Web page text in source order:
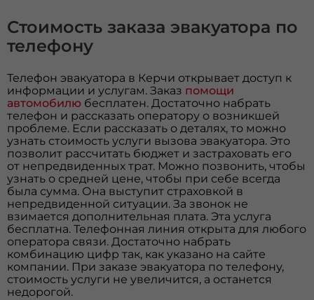
Стоимость заказа эвакуатора по
телефону
Телефон эвакуатора в Керчи открывает доступ к
информации и услугам. Заказ помощи
автомобилю бесплатен. Достаточно набрать
телефон и рассказать оператору о возникшей
проблеме. Если рассказать о деталях, то можно
узнать стоимость услуги вызова эвакуатора. Это
позволит рассчитать бюджет и застраховать его
от непредвиденных трат. Можно позвонить, чтобы
узнать о средней цене, чтобы при себе всегда
была сумма. Она выступит страховкой в
непредвиденной ситуации. За звонок не
взимается дополнительная плата. Эта услуга
бесплатна. Телефонная линия открыта для любого
оператора связи. Достаточно набрать
комбинацию цифр так, как указано на сайте
компании. При заказе эвакуатора по телефону,
стоимость услуги не увеличится, а останется
недорогой.